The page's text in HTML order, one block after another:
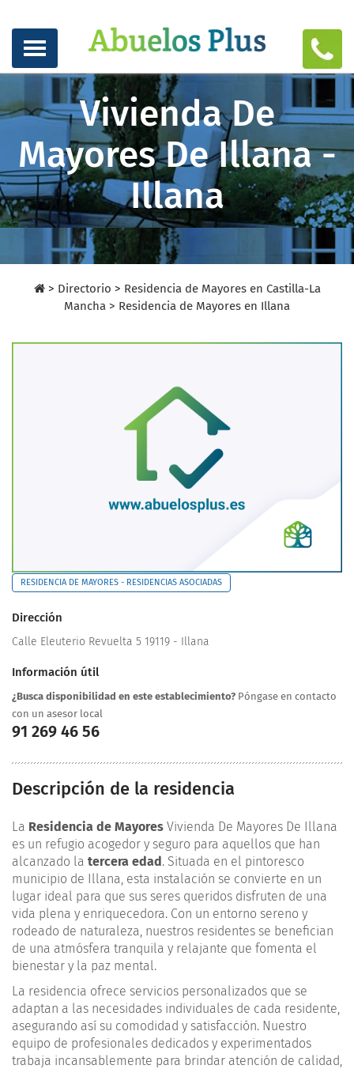
Vivienda De
Mayores De Illana -
Illana
> Directorio > Residencia de Mayores en Castilla-La
Mancha > Residencia de Mayores en Illana
RESIDENCIA DE MAYORES - RESIDENCIAS ASOCIADAS
Dirección
Calle Eleuterio Revuelta 5 19119 - Illana
Información útil
¿Busca disponibilidad en este establecimiento? Póngase en contacto
con un asesor local
91 269 46 56
Descripción de la residencia
La Residencia de Mayores Vivienda De Mayores De Illana
es un refugio acogedor y seguro para aquellos que han
alcanzado la tercera edad. Situada en el pintoresco
municipio de Illana, esta instalación se convierte en un
lugar ideal para que sus seres queridos disfruten de una
vida plena y enriquecedora. Con un entorno sereno y
rodeado de naturaleza, nuestros residentes se benefician
de una atmósfera tranquila y relajante que fomenta el
bienestar y la paz mental.
La residencia ofrece servicios personalizados que se
adaptan a las necesidades individuales de cada residente,
asegurando así su comodidad y satisfacción. Nuestro
equipo de profesionales dedicados y experimentados
trabaja incansablemente para brindar atención de calidad,